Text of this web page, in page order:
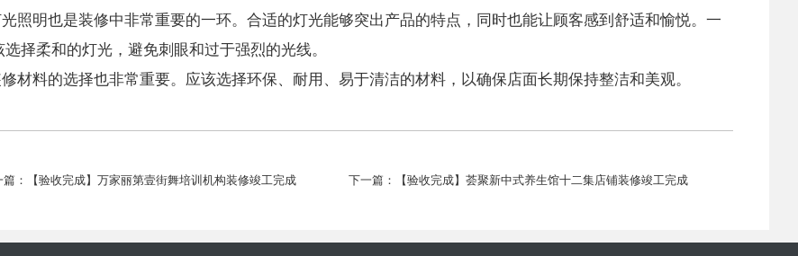
照明也是装修中非常重要的一环。合适的灯光能够突出产品的特点，同时也能让顾客感到舒适和愉悦。一
择柔和的灯光，避免刺眼和过于强烈的光线。
材料的选择也非常重要。应该选择环保、耐用、易于清洁的材料，以确保店面长期保持整洁和美观。
篇：【验收完成】万家丽第壹街舞培训机构装修竣工完成 下一篇：【验收完成】荟聚新中式养生馆十二集店铺装修竣工完成